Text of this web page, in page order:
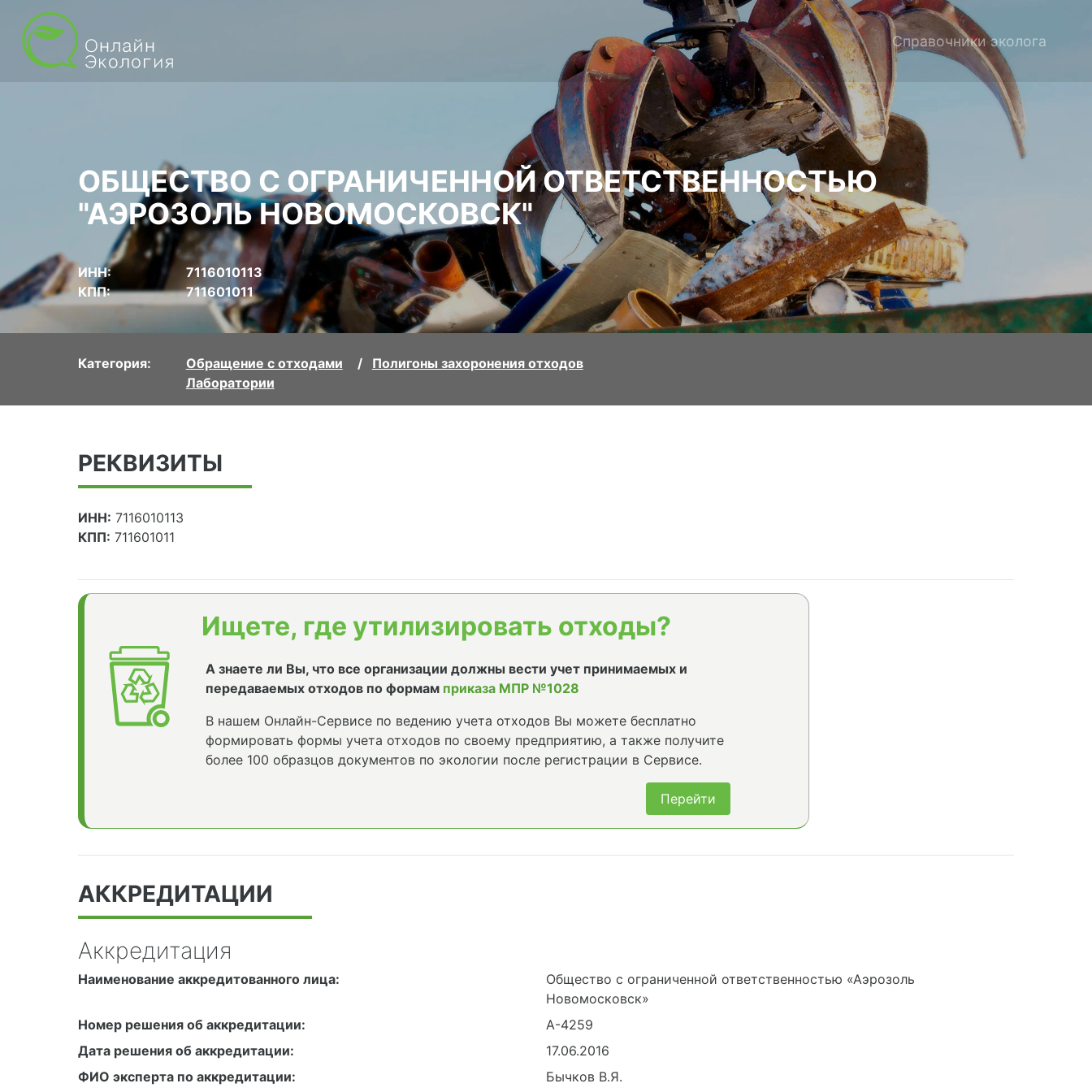
Справочники эколога
ОБЩЕСТВО С ОГРАНИЧЕННОЙ ОТВЕТСТВЕННОСТЬЮ
"АЭРОЗОЛЬ НОВОМОСКОВСК"
ИНН:
7116010113
КПП:
711601011
Категория: Обращение с отходами
Полигоны захоронения отходов
Лаборатории
РЕКВИЗИТЫ
ИНН: 7116010113
КПП: 711601011
Ищете, где утилизировать отходы?
А знаете ли Вы, что все организации должны вести учет принимаемых и
передаваемых отходов по формам приказа МПР №1028
В нашем Онлайн-Сервисе по ведению учета отходов Вы можете бесплатно
формировать формы учета отходов по своему предприятию, а также получите
более 100 образцов документов по экологии после регистрации в Сервисе.
Перейти
АККРЕДИТАЦИИ
Аккредитация
Наименование аккредитованного лица:
Общество с ограниченной ответственностью «Аэрозоль
Новомосковск»
Номер решения об аккредитации:
А-4259
Дата решения об аккредитации:
17.06.2016
ФИО эксперта по аккредитации:
Бычков В.Я.